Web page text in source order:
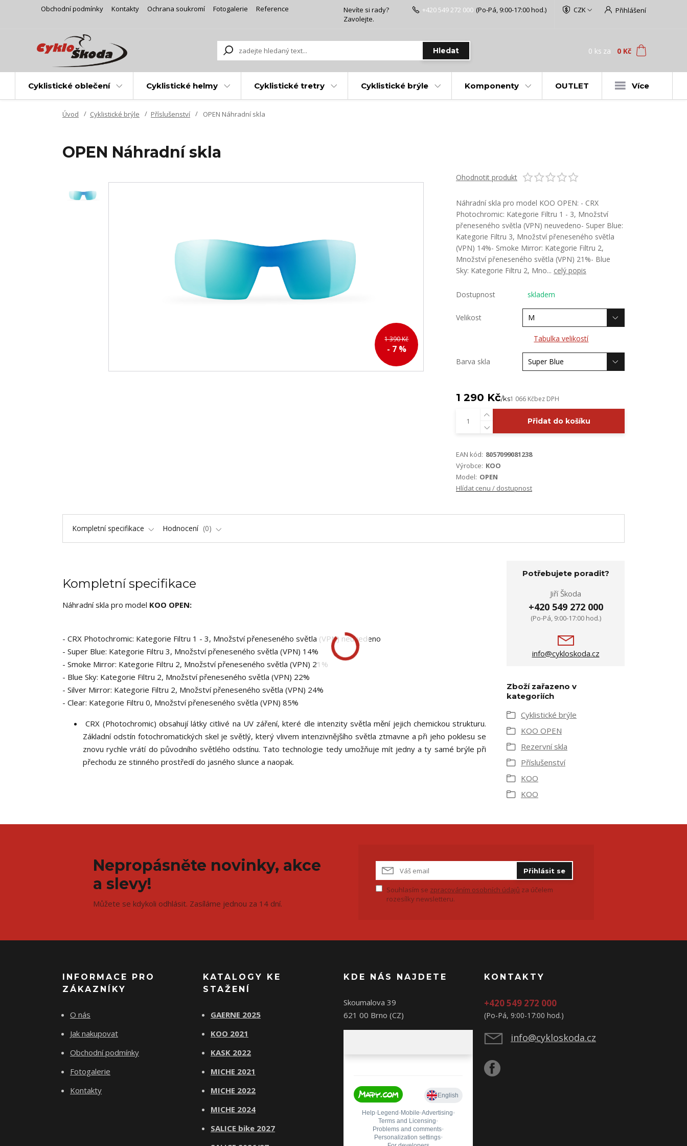
Obchodní podmínky Kontakty Ochrana soukromí Fotogalerie Reference CZK Přihlášení
Hledat
Nevíte si rady?
Zavolejte.
+420 549 272 000 (Po-Pá, 9:00-17:00 hod.)
0 ks za 0 Kč
Cyklistické oblečení Cyklistické helmy Cyklistické tretry Cyklistické brýle Komponenty OUTLET Více
Úvod Cyklistické brýle Příslušenství OPEN Náhradní skla
OPEN Náhradní skla
1 390 Kč
- 7 %
Ohodnotit produkt
Náhradní skla pro model KOO OPEN: - CRX
Photochromic: Kategorie Filtru 1 - 3, Množství
přeneseného světla (VPN) neuvedeno- Super Blue:
Kategorie Filtru 3, Množství přeneseného světla
(VPN) 14%- Smoke Mirror: Kategorie Filtru 2,
Množství přeneseného světla (VPN) 21%- Blue
Sky: Kategorie Filtru 2, Mno... celý popis
Dostupnost skladem
Velikost
Tabulka velikostí
Barva skla
1 290 Kč/ks1 066 Kčbez DPH
Přidat do košíku
EAN kód: 8057099081238
Výrobce: KOO
Model: OPEN
Hlídat cenu / dostupnost
Kompletní specifikace Hodnocení 0
Kompletní specifikace
Náhradní skla pro model KOO OPEN:
- CRX Photochromic: Kategorie Filtru 1 - 3, Množství přeneseného světla (VPN) neuvedeno
- Super Blue: Kategorie Filtru 3, Množství přeneseného světla (VPN) 14%
- Smoke Mirror: Kategorie Filtru 2, Množství přeneseného světla (VPN) 21%
- Blue Sky: Kategorie Filtru 2, Množství přeneseného světla (VPN) 22%
- Silver Mirror: Kategorie Filtru 2, Množství přeneseného světla (VPN) 24%
- Clear: Kategorie Filtru 0, Množství přeneseného světla (VPN) 85%
CRX (Photochromic) obsahují látky citlivé na UV záření, které dle intenzity světla mění jejich chemickou strukturu.
Základní odstín fotochromatických skel je světlý, který vlivem intenzivnějšího světla ztmavne a při jeho poklesu se
znovu rychle vrátí do původního světlého odstínu. Tato technologie tedy umožňuje mít jedny a ty samé brýle při
přechodu ze stinného prostředí do jasného slunce a naopak.
Potřebujete poradit?
Jiří Škoda
+420 549 272 000
(Po-Pá, 9:00-17:00 hod.)
info@cykloskoda.cz
Zboží zařazeno v
kategoriích
Cyklistické brýle
KOO OPEN
Rezervní skla
Příslušenství
KOO
KOO
Nepropásněte novinky, akce
a slevy!
Můžete se kdykoli odhlásit. Zasíláme jednou za 14 dní.
Přihlásit se
Souhlasím se zpracováním osobních údajů za účelem
rozesílky newsletteru.
INFORMACE PRO
ZÁKAZNÍKY
O nás
Jak nakupovat
Obchodní podmínky
Fotogalerie
Kontakty
KATALOGY KE
STAŽENÍ
GAERNE 2025
KOO 2021
KASK 2022
MICHE 2021
MICHE 2022
MICHE 2024
SALICE bike 2027
KDE NÁS NAJDETE
Skoumalova 39
621 00 Brno (CZ)
KONTAKTY
+420 549 272 000
(Po-Pá, 9:00-17:00 hod.)
info@cykloskoda.cz